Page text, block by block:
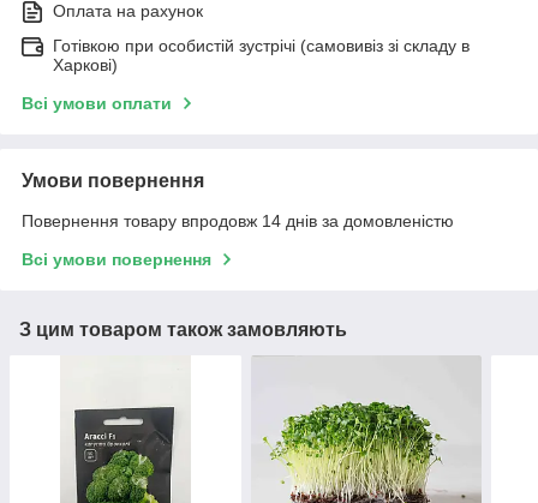
Оплата на рахунок
Готівкою при особистій зустрічі (самовивіз зі складу в
Харкові)
Всі умови оплати
Умови повернення
Повернення товару впродовж 14 днів за домовленістю
Всі умови повернення
З цим товаром також замовляють